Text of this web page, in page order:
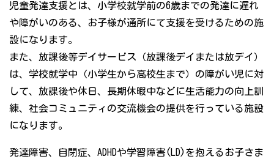
児童発達支援とは、小学校就学前の6歳までの発達に遅れ
や障がいのある、お子様が通所にて支援を受けるための施
設になります。
また、放課後等デイサービス（放課後デイまたは放デイ）
は、学校就学中（小学生から高校生まで）の障がい児に対
して、放課後や休日、長期休暇中などに生活能力の向上訓
練、社会コミュニティの交流機会の提供を行っている施設
になります。
発達障害、自閉症、ADHDや学習障害(LD)を抱えるお子さま